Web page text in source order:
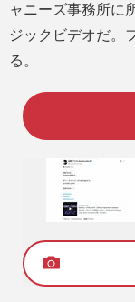
ャニーズ事務所に
ジックビデオだ。
る。